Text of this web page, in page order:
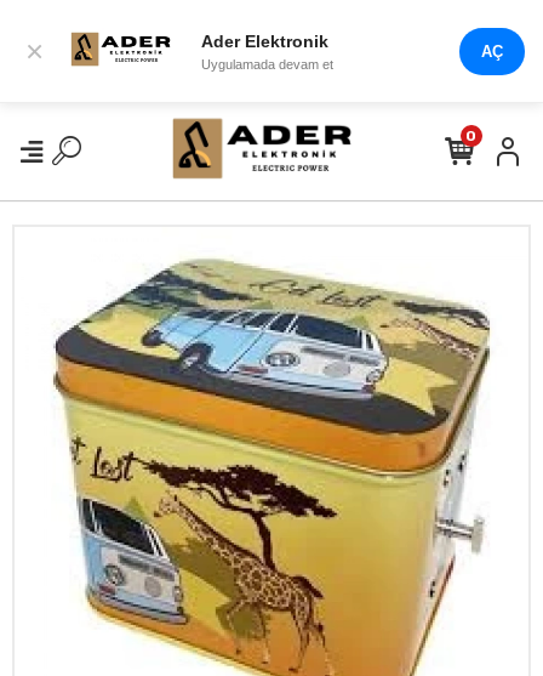
× Ader Elektronik
Uygulamada devam et
AÇ
0